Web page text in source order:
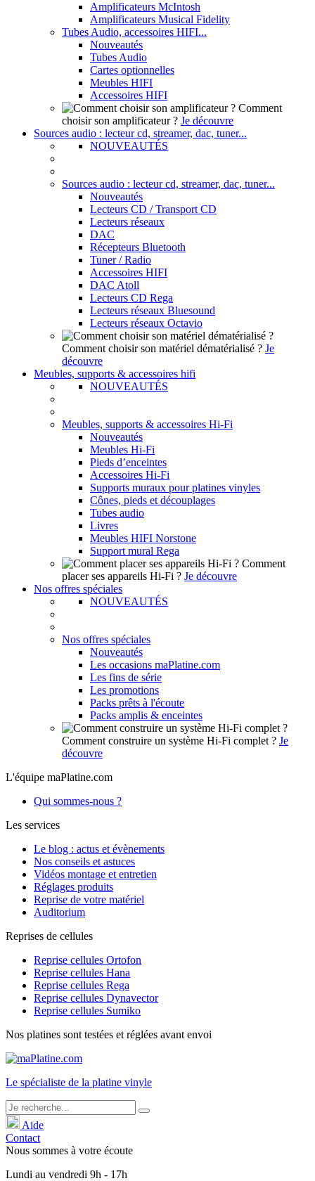
Amplificateurs McIntosh
Amplificateurs Musical Fidelity
Tubes Audio, accessoires HIFI...
Nouveautés
Tubes Audio
Cartes optionnelles
Meubles HIFI
Accessoires HIFI
Comment
choisir son amplificateur ? Je découvre
Sources audio : lecteur cd, streamer, dac, tuner...
NOUVEAUTÉS
Sources audio : lecteur cd, streamer, dac, tuner...
Nouveautés
Lecteurs CD / Transport CD
Lecteurs réseaux
DAC
Récepteurs Bluetooth
Tuner / Radio
Accessoires HIFI
DAC Atoll
Lecteurs CD Rega
Lecteurs réseaux Bluesound
Lecteurs réseaux Octavio
Comment choisir son matériel dématérialisé ? Je
découvre
Meubles, supports & accessoires hifi
NOUVEAUTÉS
Meubles, supports & accessoires Hi-Fi
Nouveautés
Meubles Hi-Fi
Pieds d’enceintes
Accessoires Hi-Fi
Supports muraux pour platines vinyles
Cônes, pieds et découplages
Tubes audio
Livres
Meubles HIFI Norstone
Support mural Rega
Comment
placer ses appareils Hi-Fi ? Je découvre
Nos offres spéciales
NOUVEAUTÉS
Nos offres spéciales
Nouveautés
Les occasions maPlatine.com
Les fins de série
Les promotions
Packs prêts à l'écoute
Packs amplis & enceintes
Comment construire un système Hi-Fi complet ? Je
découvre
L'équipe maPlatine.com
Qui sommes-nous ?
Les services
Le blog : actus et évènements
Nos conseils et astuces
Vidéos montage et entretien
Réglages produits
Reprise de votre matériel
Auditorium
Reprises de cellules
Reprise cellules Ortofon
Reprise cellules Hana
Reprise cellules Rega
Reprise cellules Dynavector
Reprise cellules Sumiko
Nos platines sont testées et réglées avant envoi
Le spécialiste de la platine vinyle
Aide
Contact
Nous sommes à votre écoute
Lundi au vendredi 9h - 17h